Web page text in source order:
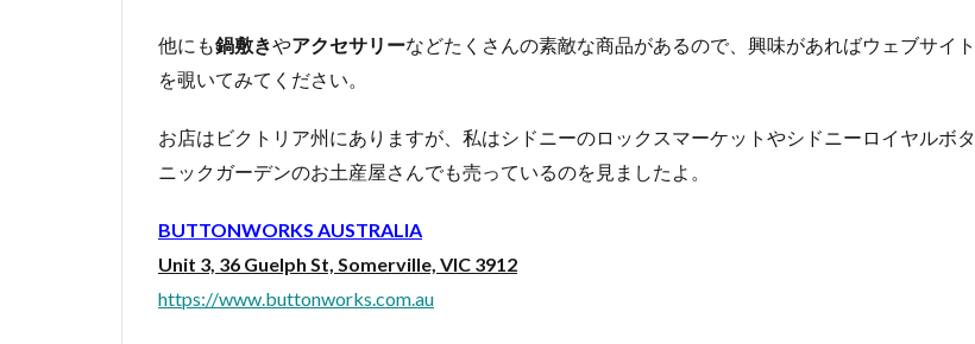
グ
ッ
ズ
スト
アン
ブッ
シ
ュ・
他にも鍋敷きやアクセサリーなどたくさんの素敵な商品があるので、興味があればウェブサイト
を覗いてみてください。
お店はビクトリア州にありますが、私はシドニーのロックスマーケットやシドニーロイヤルボタ
ニックガーデンのお土産屋さんでも売っているのを見ましたよ。
BUTTONWORKS AUSTRALIA
Unit 3, 36 Guelph St, Somerville, VIC 3912
https://www.buttonworks.com.au